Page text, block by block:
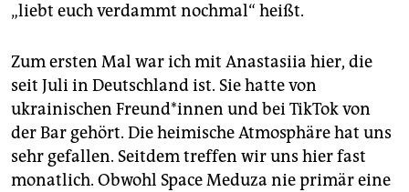
„liebt euch verdammt nochmal“ heißt.
Zum ersten Mal war ich mit Anastasiia hier, die
seit Juli in Deutschland ist. Sie hatte von
ukrainischen Freun­d*in­nen und bei TikTok von
der Bar gehört. Die heimische Atmosphäre hat uns
sehr gefallen. Seitdem treffen wir uns hier fast
monatlich. Obwohl Space Meduza nie primär eine